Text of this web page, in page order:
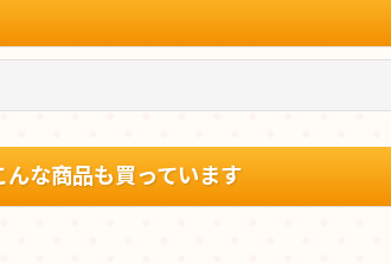
な商品も買っています